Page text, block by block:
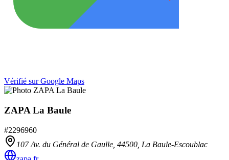
Vérifié sur Google Maps
ZAPA La Baule
#2296960
107 Av. du Général de Gaulle, 44500 La Baule-Escoublac